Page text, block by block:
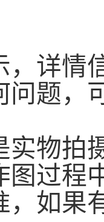
，详情
问题，
实物拍
图过程
，如果